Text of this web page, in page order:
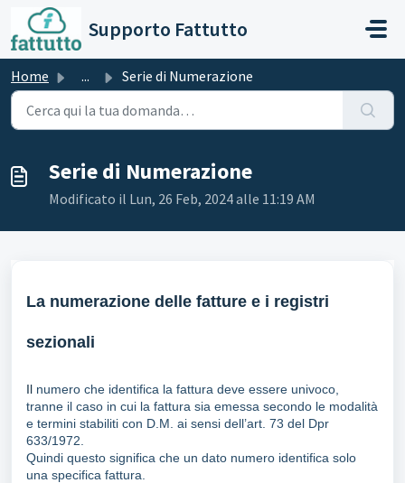
Salta al contenuto principale
Supporto Fattutto
Home ... Serie di Numerazione
Serie di Numerazione
Modificato il Lun, 26 Feb, 2024 alle 11:19 AM
La numerazione delle fatture e i registri
sezionali
Il numero che identifica la fattura deve essere univoco,
tranne il caso in cui la fattura sia emessa secondo le modalità
e termini stabiliti con D.M. ai sensi dell’art. 73 del Dpr
633/1972.
Quindi questo significa che un dato numero identifica solo
una specifica fattura.